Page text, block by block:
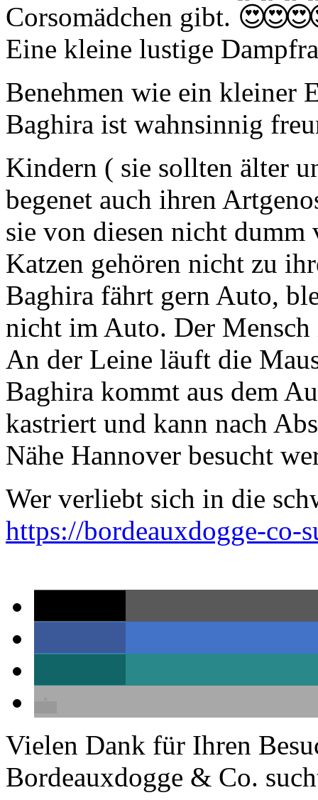
Corsomädchen gibt.
Eine kleine lustige
Benehmen wie ein kleiner
Baghira ist wahnsinnig
Kindern ( sie sollten älter
begenet auch ihren
sie von diesen nicht dumm
Katzen gehören nicht zu
Baghira fährt gern Auto,
nicht im Auto. Der
An der Leine läuft die
Baghira kommt aus dem
kastriert und kann nach
Nähe Hannover besucht
Wer verliebt sich in die
https://bordeauxdogge-
Vielen Dank für Ihren
Bordeauxdogge & Co.